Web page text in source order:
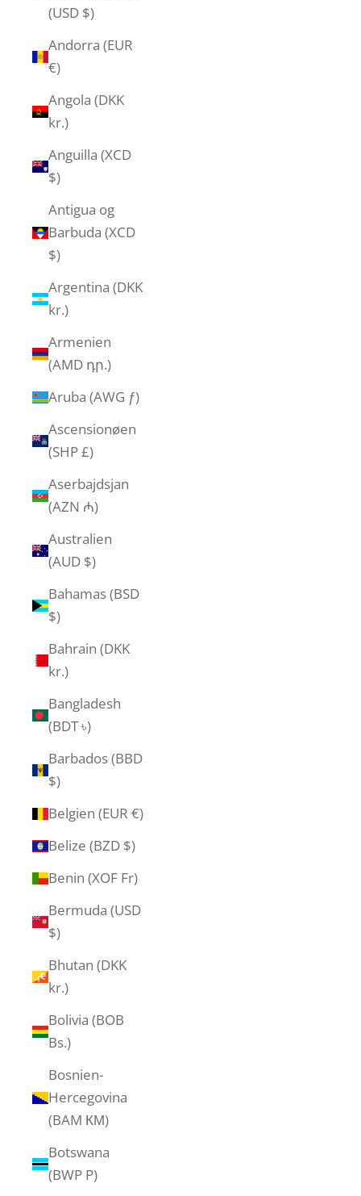
(USD $)
Andorra (EUR
€)
Angola (DKK
kr.)
Anguilla (XCD
$)
Antigua og
Barbuda (XCD
$)
Argentina (DKK
kr.)
Armenien
(AMD դր.)
Aruba (AWG ƒ)
Ascensionøen
(SHP £)
Aserbajdsjan
(AZN ₼)
Australien
(AUD $)
Bahamas (BSD
$)
Bahrain (DKK
kr.)
Bangladesh
(BDT ৳)
Barbados (BBD
$)
Belgien (EUR €)
Belize (BZD $)
Benin (XOF Fr)
Bermuda (USD
$)
Bhutan (DKK
kr.)
Bolivia (BOB
Bs.)
Bosnien-
Hercegovina
(BAM КМ)
Botswana
(BWP P)